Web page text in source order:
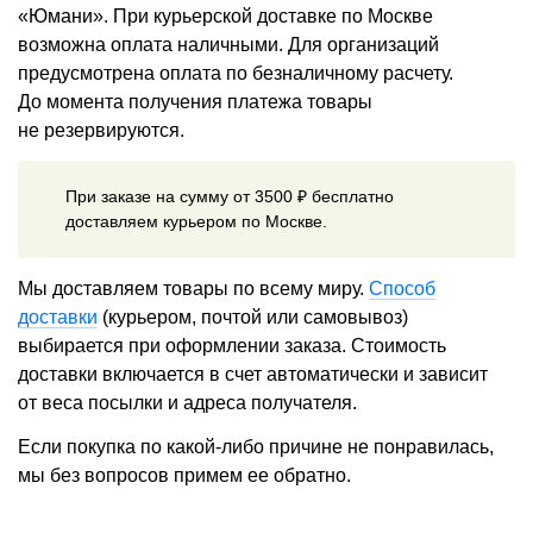
«Юмани». При курьерской доставке по Москве
возможна оплата наличными. Для организаций
предусмотрена оплата по безналичному расчету.
До момента получения платежа товары
не резервируются.
При заказе на сумму от 3500 ₽ бесплатно
доставляем курьером по Москве.
Мы доставляем товары по всему миру. Способ
доставки (курьером, почтой или самовывоз)
выбирается при оформлении заказа. Стоимость
доставки включается в счет автоматически и зависит
от веса посылки и адреса получателя.
Если покупка по какой-либо причине не понравилась,
мы без вопросов примем ее обратно.